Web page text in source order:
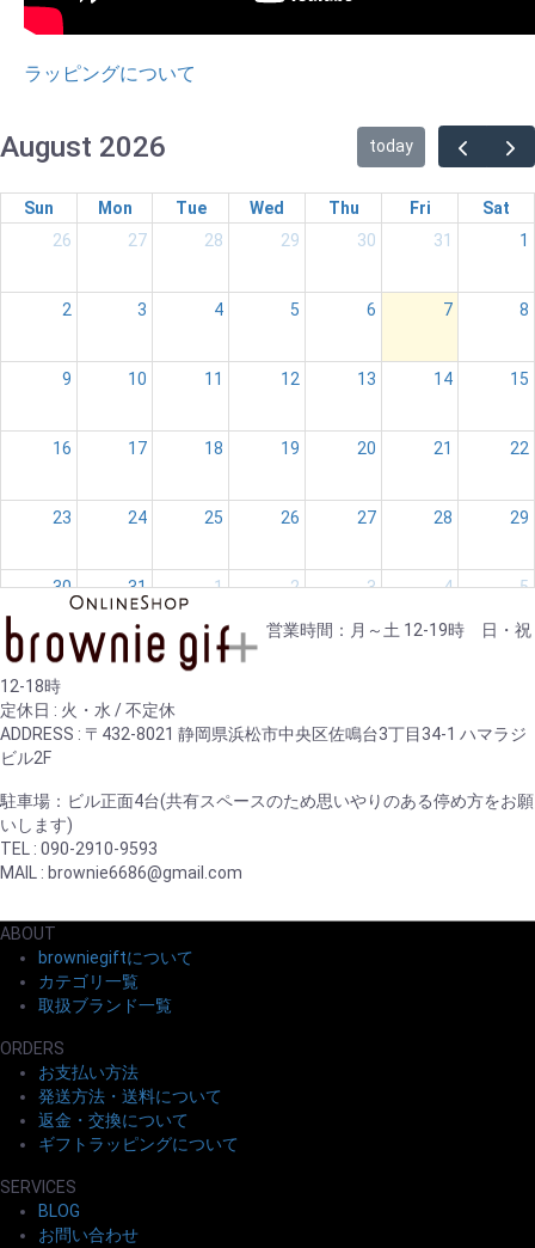
ラッピングについて
August 2026 today
Sun Mon Tue Wed Thu Fri
Sat
26
27 28 29 30 31 1
2 3 4 5 6 7 8
9 10 11 12 13 14 15
16 17 18 19 20 21 22
23 24 25 26 27 28 29
30 31 1 2 3 4 5
営業時間：月～土 12-19時 日・祝
12-18時
定休日 : 火・水 / 不定休
ADDRESS : 〒432-8021 静岡県浜松市中央区佐鳴台3丁目34-1 ハマラジ
ビル2F
駐車場：ビル正面4台(共有スペースのため思いやりのある停め方をお願
いします)
TEL : 090-2910-9593
MAIL : brownie6686@gmail.com
ABOUT
browniegiftについて
カテゴリ一覧
取扱ブランド一覧
ORDERS
お支払い方法
発送方法・送料について
返金・交換について
ギフトラッピングについて
SERVICES
BLOG
お問い合わせ